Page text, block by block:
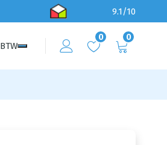
9.1/10
BTW
0 0